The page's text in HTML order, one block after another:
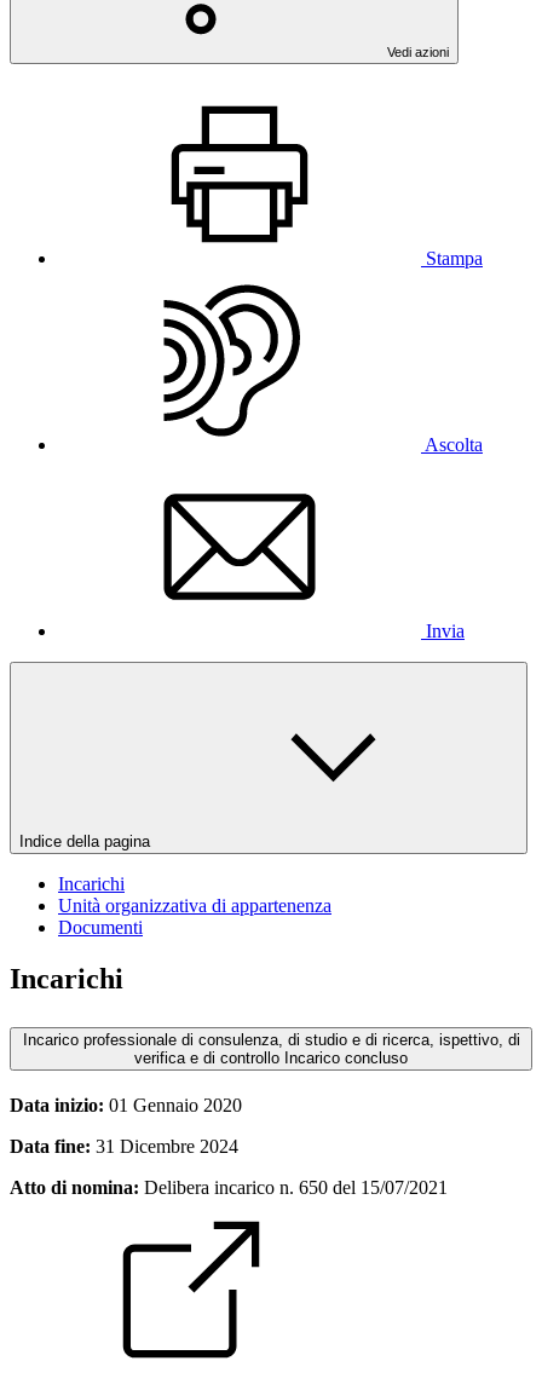
Vedi azioni
Stampa
Ascolta
Invia
Indice della pagina
Incarichi
Unità organizzativa di appartenenza
Documenti
Incarichi
Incarico professionale di consulenza, di studio e di ricerca, ispettivo, di
verifica e di controllo Incarico concluso
Data inizio: 01 Gennaio 2020
Data fine: 31 Dicembre 2024
Atto di nomina: Delibera incarico n. 650 del 15/07/2021